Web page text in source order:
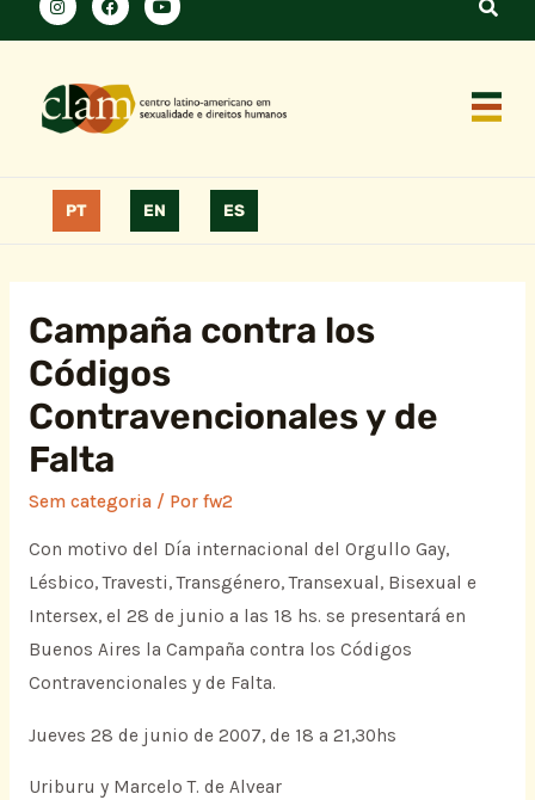
PT EN ES
Campaña contra los
Códigos
Contravencionales y de
Falta
Sem categoria/ Por fw2
Con motivo del Día internacional del Orgullo Gay,
Lésbico, Travesti, Transgénero, Transexual, Bisexual e
Intersex, el 28 de junio a las 18 hs. se presentará en
Buenos Aires la Campaña contra los Códigos
Contravencionales y de Falta.
Jueves 28 de junio de 2007, de 18 a 21,30hs
Uriburu y Marcelo T. de Alvear